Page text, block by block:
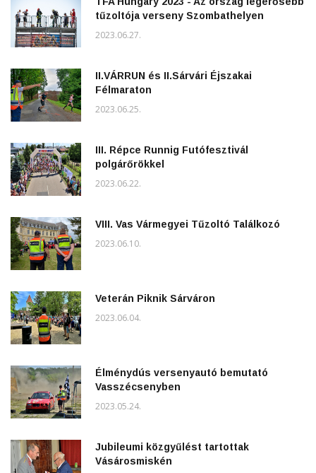
tűzoltója verseny Szombathelyen
2023.06.27.
II.VÁRRUN és II.Sárvári Éjszakai
Félmaraton
2023.06.25.
III. Répce Runnig Futófesztivál
polgárőrökkel
2023.06.22.
VIII. Vas Vármegyei Tűzoltó Találkozó
2023.06.10.
Veterán Piknik Sárváron
2023.06.04.
Élménydús versenyautó bemutató
Vasszécsenyben
2023.05.24.
Jubileumi közgyűlést tartottak
Vásárosmiskén